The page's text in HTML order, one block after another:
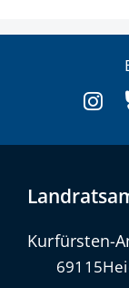
Kurfürsten-
69115